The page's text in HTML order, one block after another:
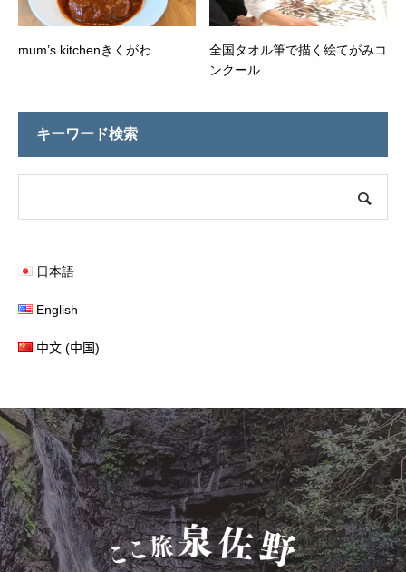
mum’s kitchenきくがわ
全国タオル筆で描く絵てがみコ
ンクール
キーワード検索
日本語
English
中文 (中国)